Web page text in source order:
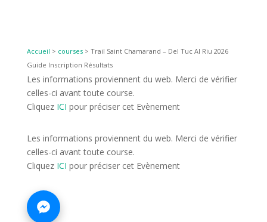
Accueil > courses> Trail Saint Chamarand – Del Tuc Al Riu 2026
Guide Inscription Résultats
Les informations proviennent du web. Merci de vérifier
celles-ci avant toute course.
Cliquez ICI pour préciser cet Evènement
Les informations proviennent du web. Merci de vérifier
celles-ci avant toute course.
Cliquez ICI pour préciser cet Evènement